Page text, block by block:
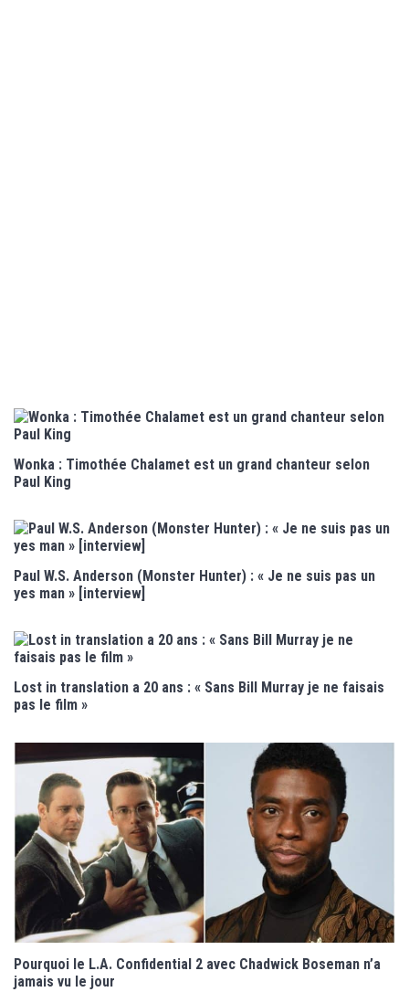
Wonka : Timothée Chalamet est un grand chanteur selon
Paul King
Paul W.S. Anderson (Monster Hunter) : « Je ne suis pas un
yes man » [interview]
Lost in translation a 20 ans : « Sans Bill Murray je ne faisais
pas le film »
Pourquoi le L.A. Confidential 2 avec Chadwick Boseman n’a
jamais vu le jour